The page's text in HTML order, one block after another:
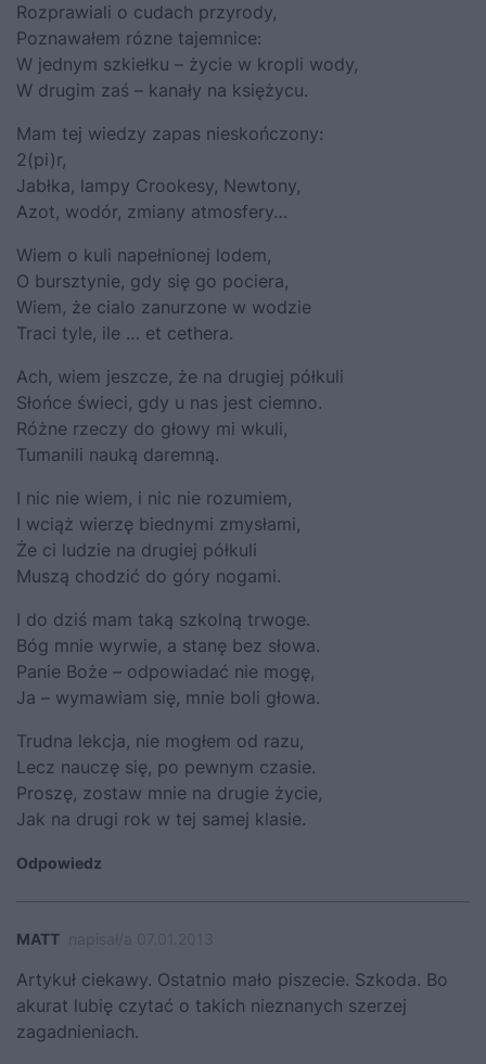
Rozprawiali o cudach przyrody,
Poznawałem rózne tajemnice:
W jednym szkiełku – życie w kropli wody,
W drugim zaś – kanały na księżycu.
Mam tej wiedzy zapas nieskończony:
2(pi)r,
Jabłka, lampy Crookesy, Newtony,
Azot, wodór, zmiany atmosfery…
Wiem o kuli napełnionej lodem,
O bursztynie, gdy się go pociera,
Wiem, że cialo zanurzone w wodzie
Traci tyle, ile … et cethera.
Ach, wiem jeszcze, że na drugiej półkuli
Słońce świeci, gdy u nas jest ciemno.
Różne rzeczy do głowy mi wkuli,
Tumanili nauką daremną.
I nic nie wiem, i nic nie rozumiem,
I wciąż wierzę biednymi zmysłami,
Że ci ludzie na drugiej półkuli
Muszą chodzić do góry nogami.
I do dziś mam taką szkolną trwoge.
Bóg mnie wyrwie, a stanę bez słowa.
Panie Boże – odpowiadać nie mogę,
Ja – wymawiam się, mnie boli głowa.
Trudna lekcja, nie mogłem od razu,
Lecz nauczę się, po pewnym czasie.
Proszę, zostaw mnie na drugie życie,
Jak na drugi rok w tej samej klasie.
Odpowiedz
MATT
Artykuł ciekawy. Ostatnio mało piszecie. Szkoda. Bo
akurat lubię czytać o takich nieznanych szerzej
zagadnieniach.